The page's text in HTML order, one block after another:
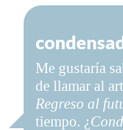
NOTICIAS
SOBRE LA
FundéuRAE es una
y la Real Academia
el buen uso del
Internet.
Me gustaría
de llamar al
Regreso al
tiempo. ¿